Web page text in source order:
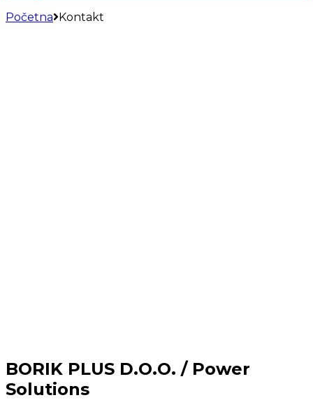
Početna Kontakt
BORIK PLUS D.O.O. / Power
Solutions